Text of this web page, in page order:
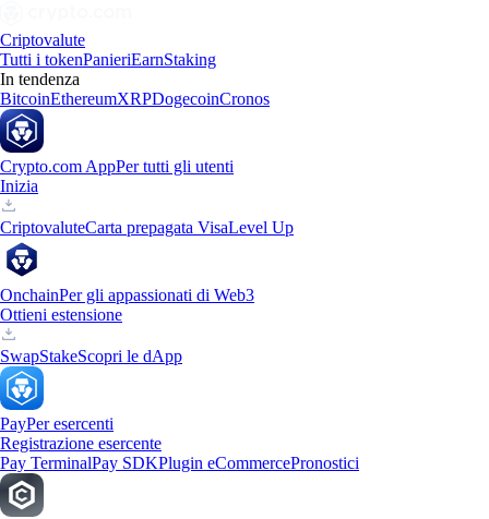
Criptovalute
Tutti i tokenPanieriEarnStaking
In tendenza
BitcoinEthereumXRPDogecoinCronos
Crypto.com AppPer tutti gli utenti
Inizia
CriptovaluteCarta prepagata VisaLevel Up
OnchainPer gli appassionati di Web3
Ottieni estensione
SwapStakeScopri le dApp
PayPer esercenti
Registrazione esercente
Pay TerminalPay SDKPlugin eCommercePronostici